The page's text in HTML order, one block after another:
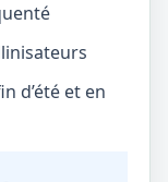
d’été et en